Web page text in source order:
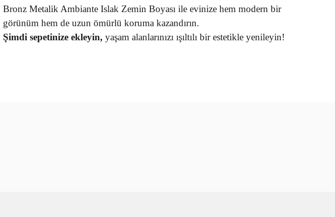
Bronz Metalik Ambiante Islak Zemin Boyası ile evinize hem modern bir
görünüm hem de uzun ömürlü koruma kazandırın.
Şimdi sepetinize ekleyin, yaşam alanlarınızı ışıltılı bir estetikle yenileyin!